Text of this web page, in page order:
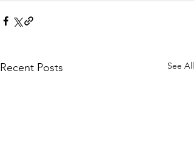
Recent Posts See All